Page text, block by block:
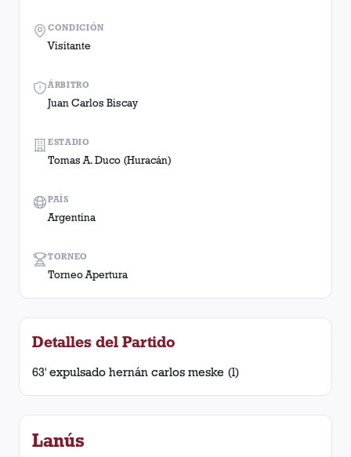
ÁRBITRO
Juan Carlos Biscay
TORNEO
Torneo Apertura
CONDICIÓN
Visitante
ESTADIO
Tomas A. Duco (Huracán)
PAÍS
Argentina
Detalles del Partido
63' expulsado hernán carlos meske (l)
Lanús